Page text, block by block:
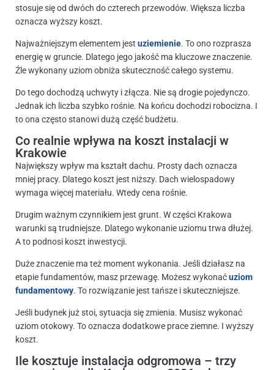
stosuje się od dwóch do czterech przewodów. Większa liczba
oznacza wyższy koszt.
Najważniejszym elementem jest uziemienie. To ono rozprasza
energię w gruncie. Dlatego jego jakość ma kluczowe znaczenie.
Źle wykonany uziom obniża skuteczność całego systemu.
Do tego dochodzą uchwyty i złącza. Nie są drogie pojedynczo.
Jednak ich liczba szybko rośnie. Na końcu dochodzi robocizna. I
to ona często stanowi dużą część budżetu.
Co realnie wpływa na koszt instalacji w
Krakowie
Największy wpływ ma kształt dachu. Prosty dach oznacza
mniej pracy. Dlatego koszt jest niższy. Dach wielospadowy
wymaga więcej materiału. Wtedy cena rośnie.
Drugim ważnym czynnikiem jest grunt. W części Krakowa
warunki są trudniejsze. Dlatego wykonanie uziomu trwa dłużej.
A to podnosi koszt inwestycji.
Duże znaczenie ma też moment wykonania. Jeśli działasz na
etapie fundamentów, masz przewagę. Możesz wykonaćuziom
fundamentowy. To rozwiązanie jest tańsze i skuteczniejsze.
Jeśli budynek już stoi, sytuacja się zmienia. Musisz wykonać
uziom otokowy. To oznacza dodatkowe prace ziemne. I wyższy
koszt.
Ile kosztuje instalacja odgromowa – trzy